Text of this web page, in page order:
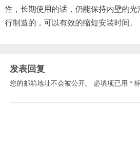
性，长期使用的话，仍能保持内壁的
行制造的，可以有效的缩短安装时间。
发表回复
您的邮箱地址不会被公开。 必填项已用 *